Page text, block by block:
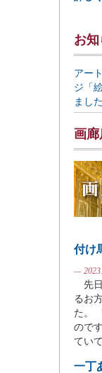
お
アー
ジ「
ました
画廊
付け
—
先日
るお
た。
ので
てい
一丁